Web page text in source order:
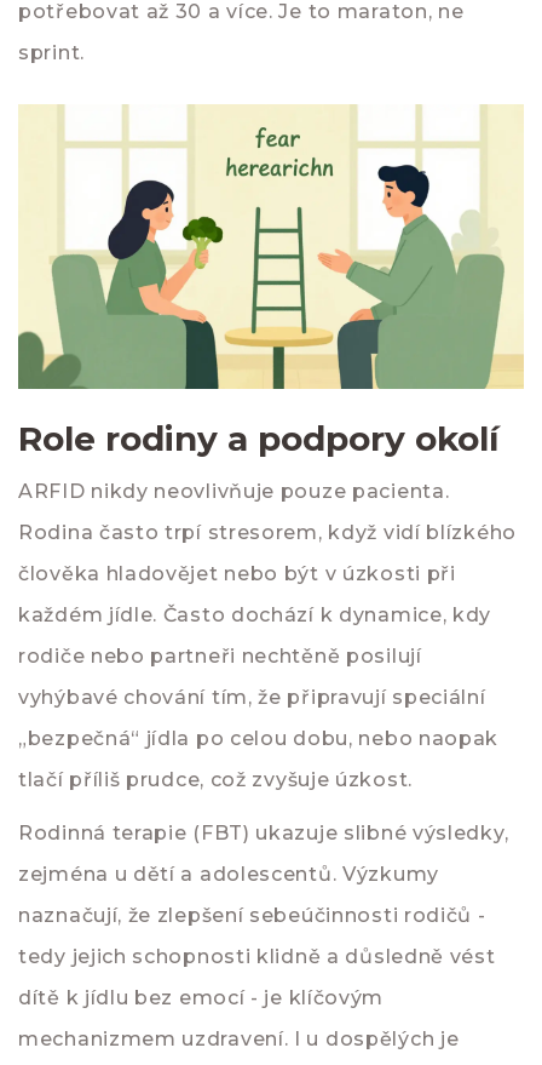
potřebovat až 30 a více. Je to maraton, ne
sprint.
Role rodiny a podpory okolí
ARFID nikdy neovlivňuje pouze pacienta.
Rodina často trpí stresorem, když vidí blízkého
člověka hladovějet nebo být v úzkosti při
každém jídle. Často dochází k dynamice, kdy
rodiče nebo partneři nechtěně posilují
vyhýbavé chování tím, že připravují speciální
„bezpečná“ jídla po celou dobu, nebo naopak
tlačí příliš prudce, což zvyšuje úzkost.
Rodinná terapie (FBT) ukazuje slibné výsledky,
zejména u dětí a adolescentů. Výzkumy
naznačují, že zlepšení sebeúčinnosti rodičů -
tedy jejich schopnosti klidně a důsledně vést
dítě k jídlu bez emocí - je klíčovým
mechanizmem uzdravení. I u dospělých je